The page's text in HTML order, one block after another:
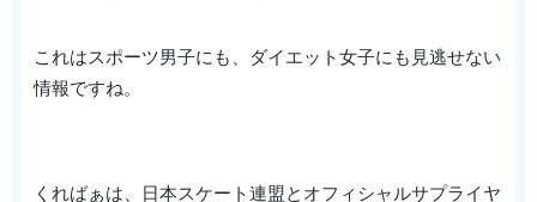
これはスポーツ男子にも、ダイエット女子にも見逃せない
情報ですね。
くればぁは、日本スケート連盟とオフィシャルサプライヤ